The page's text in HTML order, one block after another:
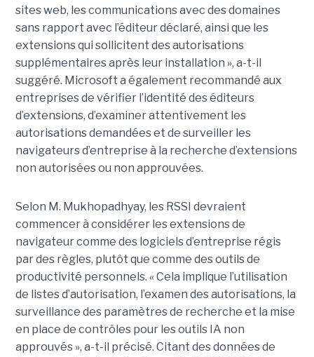
sites web, les communications avec des domaines
sans rapport avec l’éditeur déclaré, ainsi que les
extensions qui sollicitent des autorisations
supplémentaires après leur installation », a-t-il
suggéré. Microsoft a également recommandé aux
entreprises de vérifier l’identité des éditeurs
d’extensions, d’examiner attentivement les
autorisations demandées et de surveiller les
navigateurs d’entreprise à la recherche d’extensions
non autorisées ou non approuvées.
Selon M. Mukhopadhyay, les RSSI devraient
commencer à considérer les extensions de
navigateur comme des logiciels d’entreprise régis
par des règles, plutôt que comme des outils de
productivité personnels. « Cela implique l’utilisation
de listes d’autorisation, l’examen des autorisations, la
surveillance des paramètres de recherche et la mise
en place de contrôles pour les outils IA non
approuvés », a-t-il précisé. Citant des données de